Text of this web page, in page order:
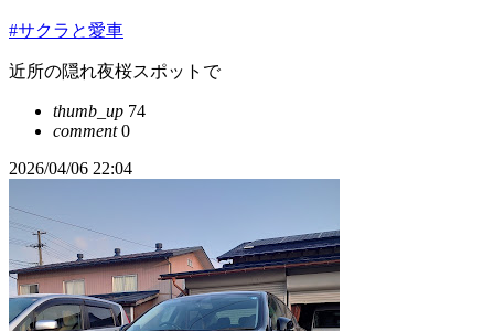
#サクラと愛車
近所の隠れ夜桜スポットで
thumb_up 74
comment0
2026/04/06 22:04